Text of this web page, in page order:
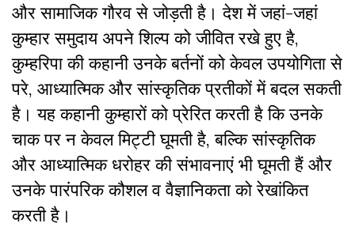
और सामाजिक गौरव से जोड़ती है। देश में जहां-जहां
कुम्हार समुदाय अपने शिल्प को जीवित रखे हुए है,
कुम्हरिपा की कहानी उनके बर्तनों को केवल उपयोगिता से
परे, आध्यात्मिक और सांस्कृतिक प्रतीकों में बदल सकती
है। यह कहानी कुम्हारों को प्रेरित करती है कि उनके
चाक पर न केवल मिट्टी घूमती है, बल्कि सांस्कृतिक
और आध्यात्मिक धरोहर की संभावनाएं भी घूमती हैं और
उनके पारंपरिक कौशल व वैज्ञानिकता को रेखांकित
करती है।